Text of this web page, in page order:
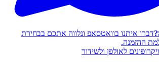
דברו איתנו בוואטסאפ ונלווה אתכם בבחירת
ההזמנה.
לאולפן ולשידור